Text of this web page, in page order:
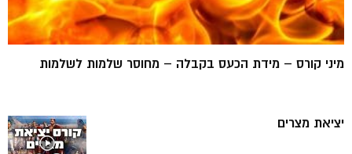
מיני קורס – מידת הכעס בקבלה – מחוסר שלמות לשלמות
יציאת מצרים